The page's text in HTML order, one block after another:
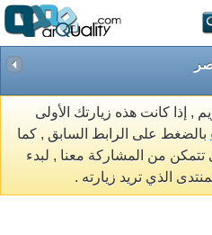
, إذا كانت هذه زيارتك الأولى
بالضغط على الرابط السابق , كما
تتمكن من المشاركة معنا , لبدء
الذي تريد زيارته .